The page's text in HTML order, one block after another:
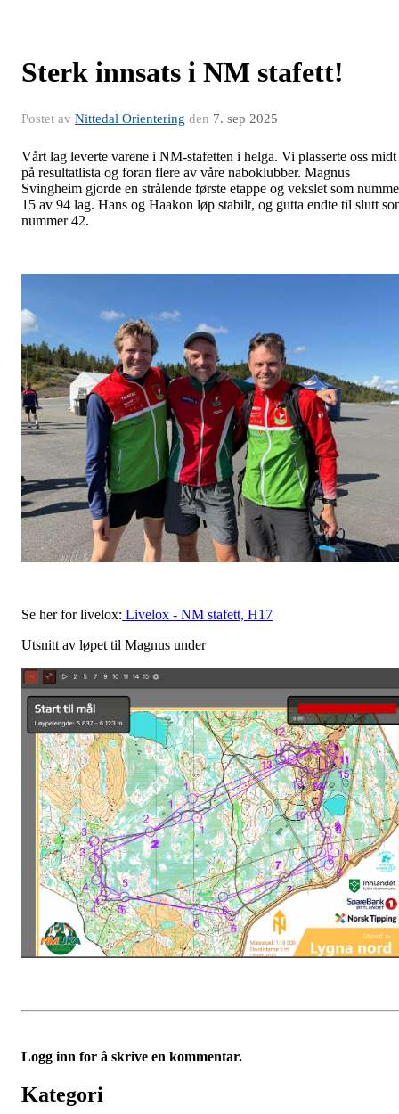
Sterk innsats i NM stafett!
Postet av Nittedal Orientering den 7. sep 2025
Vårt lag leverte varene i NM-stafetten i helga. Vi plasserte oss midt
på resultatlista og foran flere av våre naboklubber. Magnus
Svingheim gjorde en strålende første etappe og vekslet som
15 av 94 lag. Hans og Haakon løp stabilt, og gutta endte til slutt
nummer 42.
Se her for livelox: Livelox - NM stafett, H17
Utsnitt av løpet til Magnus under
Logg inn for å skrive en kommentar.
Kategori